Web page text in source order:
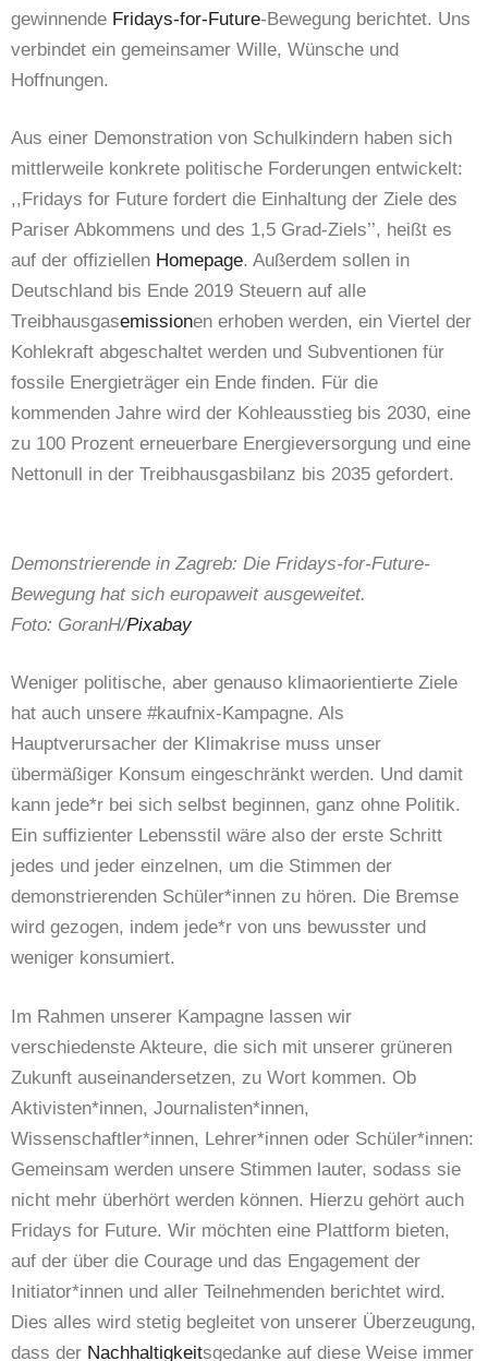
gewinnende Fridays-for-Future-Bewegung berichtet. Uns
verbindet ein gemeinsamer Wille, Wünsche und
Hoffnungen.
Aus einer Demonstration von Schulkindern haben sich
mittlerweile konkrete politische Forderungen entwickelt:
,,Fridays for Future fordert die Einhaltung der Ziele des
Pariser Abkommens und des 1,5 Grad-Ziels’’, heißt es
auf der offiziellen Homepage. Außerdem sollen in
Deutschland bis Ende 2019 Steuern auf alle
Treibhausgasemissionen erhoben werden, ein Viertel der
Kohlekraft abgeschaltet werden und Subventionen für
fossile Energieträger ein Ende finden. Für die
kommenden Jahre wird der Kohleausstieg bis 2030, eine
zu 100 Prozent erneuerbare Energieversorgung und eine
Nettonull in der Treibhausgasbilanz bis 2035 gefordert.
Demonstrierende in Zagreb: Die Fridays-for-Future-
Bewegung hat sich europaweit ausgeweitet.
Foto: GoranH/Pixabay
Weniger politische, aber genauso klimaorientierte Ziele
hat auch unsere #kaufnix-Kampagne. Als
Hauptverursacher der Klimakrise muss unser
übermäßiger Konsum eingeschränkt werden. Und damit
kann jede*r bei sich selbst beginnen, ganz ohne Politik.
Ein suffizienter Lebensstil wäre also der erste Schritt
jedes und jeder einzelnen, um die Stimmen der
demonstrierenden Schüler*innen zu hören. Die Bremse
wird gezogen, indem jede*r von uns bewusster und
weniger konsumiert.
Im Rahmen unserer Kampagne lassen wir
verschiedenste Akteure, die sich mit unserer grüneren
Zukunft auseinandersetzen, zu Wort kommen. Ob
Aktivisten*innen, Journalisten*innen,
Wissenschaftler*innen, Lehrer*innen oder Schüler*innen:
Gemeinsam werden unsere Stimmen lauter, sodass sie
nicht mehr überhört werden können. Hierzu gehört auch
Fridays for Future. Wir möchten eine Plattform bieten,
auf der über die Courage und das Engagement der
Initiator*innen und aller Teilnehmenden berichtet wird.
Dies alles wird stetig begleitet von unserer Überzeugung,
dass der Nachhaltigkeitsgedanke auf diese Weise immer